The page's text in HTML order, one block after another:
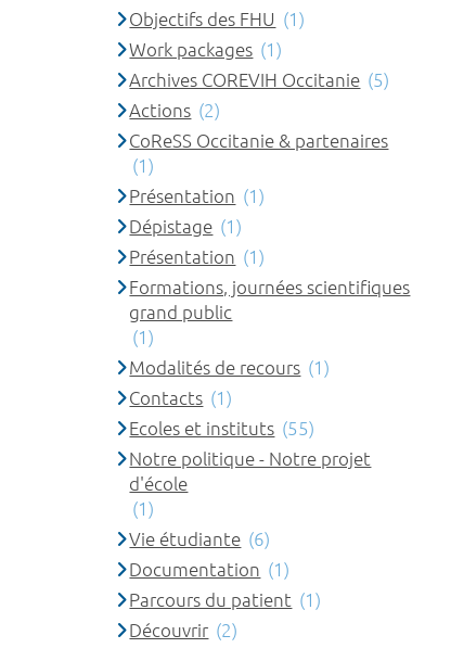
Objectifs des FHU (1)
Work packages (1)
Archives COREVIH Occitanie (5)
Actions (2)
CoReSS Occitanie & partenaires
(1)
Présentation (1)
Dépistage (1)
Présentation (1)
Formations, journées scientifiques
grand public
(1)
Modalités de recours (1)
Contacts (1)
Ecoles et instituts (55)
Notre politique - Notre projet
d'école
(1)
Vie étudiante (6)
Documentation (1)
Parcours du patient (1)
Découvrir (2)